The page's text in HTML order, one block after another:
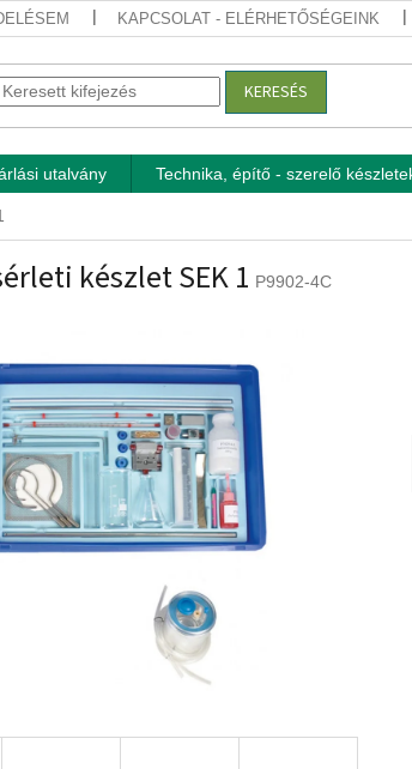
KAPCSOLAT - ELÉRHETŐSÉGEINK
KERESÉS
utalvány Technika, építő - szerelő
készlet SEK 1 P9902-4C